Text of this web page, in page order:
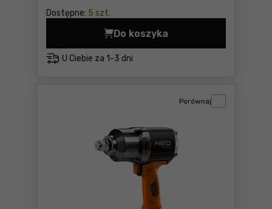
Dostępne: 5 szt.
U Ciebie za 1-3 dni
Do koszyka
Klucze nasadowe 1/4'',
Porównaj